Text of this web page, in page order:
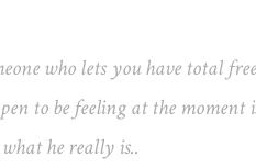
who lets you have total
to be feeling at the moment
he really is..